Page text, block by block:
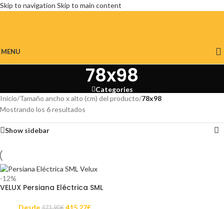
Skip to navigation Skip to main content
MENU
78x98
Categories
Inicio/Tamaño ancho x alto (cm) del producto/78x98
Mostrando los 6 resultados
Show sidebar
-12%
VELUX Persiana Eléctrica SML
Desde 415.27€